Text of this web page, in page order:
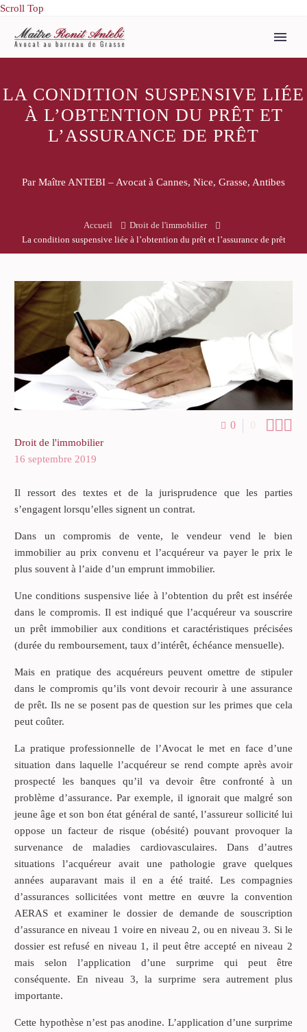
Scroll Top
LA CONDITION SUSPENSIVE LIÉE
À L’OBTENTION DU PRÊT ET
L’ASSURANCE DE PRÊT
Par Maître ANTEBI – Avocat à Cannes, Nice, Grasse, Antibes
Accueil
Droit de l'immobilier
La condition suspensive liée à l’obtention du prêt et l’assurance de prêt
0 0 
Droit de l'immobilier
16 septembre 2019
Il ressort des textes et de la jurisprudence que les parties
s’engagent lorsqu’elles signent un contrat.
Dans un compromis de vente, le vendeur vend le bien
immobilier au prix convenu et l’acquéreur va payer le prix le
plus souvent à l’aide d’un emprunt immobilier.
Une conditions suspensive liée à l’obtention du prêt est insérée
dans le compromis. Il est indiqué que l’acquéreur va souscrire
un prêt immobilier aux conditions et caractéristiques précisées
(durée du remboursement, taux d’intérêt, échéance mensuelle).
Mais en pratique des acquéreurs peuvent omettre de stipuler
dans le compromis qu’ils vont devoir recourir à une assurance
de prêt. Ils ne se posent pas de question sur les primes que cela
peut coûter.
La pratique professionnelle de l’Avocat le met en face d’une
situation dans laquelle l’acquéreur se rend compte après avoir
prospecté les banques qu’il va devoir être confronté à un
problème d’assurance. Par exemple, il ignorait que malgré son
jeune âge et son bon état général de santé, l’assureur sollicité lui
oppose un facteur de risque (obésité) pouvant provoquer la
survenance de maladies cardiovasculaires. Dans d’autres
situations l’acquéreur avait une pathologie grave quelques
années auparavant mais il en a été traité. Les compagnies
d’assurances sollicitées vont mettre en œuvre la convention
AERAS et examiner le dossier de demande de souscription
d’assurance en niveau 1 voire en niveau 2, ou en niveau 3. Si le
dossier est refusé en niveau 1, il peut être accepté en niveau 2
mais selon l’application d’une surprime qui peut être
conséquente. En niveau 3, la surprime sera autrement plus
importante.
Cette hypothèse n’est pas anodine. L’application d’une surprime